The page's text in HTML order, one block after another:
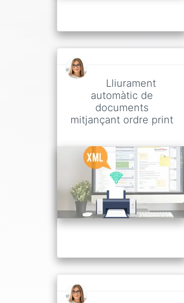
Lliurament
automàtic de
documents
mitjançant ordre print